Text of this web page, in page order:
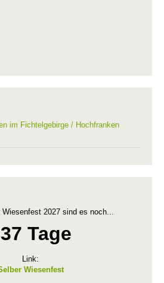
im Fichtelgebirge / Hochfranken
Wiesenfest 2027 sind es noch...
Tage
Link:
Wiesenfest